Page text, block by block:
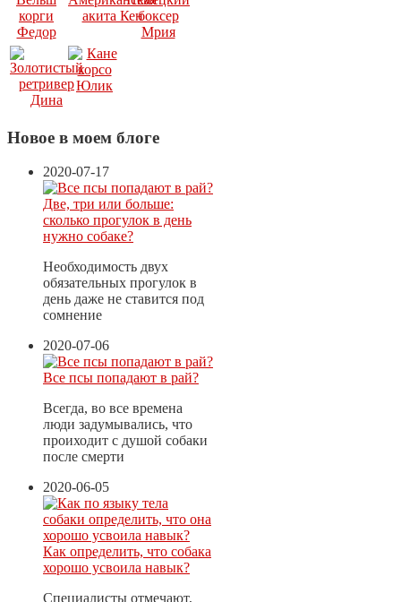
Новое в моем блоге
2020-07-17
Две, три или больше:
сколько прогулок в день
нужно собаке?
Необходимость двух
обязательных прогулок в
день даже не ставится под
сомнение
2020-07-06
Все псы попадают в рай?
Всегда, во все времена
люди задумывались, что
проиходит с душой собаки
после смерти
2020-06-05
Как определить, что собака
хорошо усвоила навык?
Специалисты отмечают,